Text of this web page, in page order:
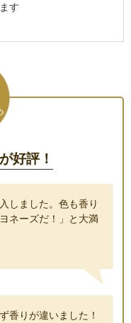
す
好評！
しました。色も香り
ネーズだ！」と大満
香りが違いました！